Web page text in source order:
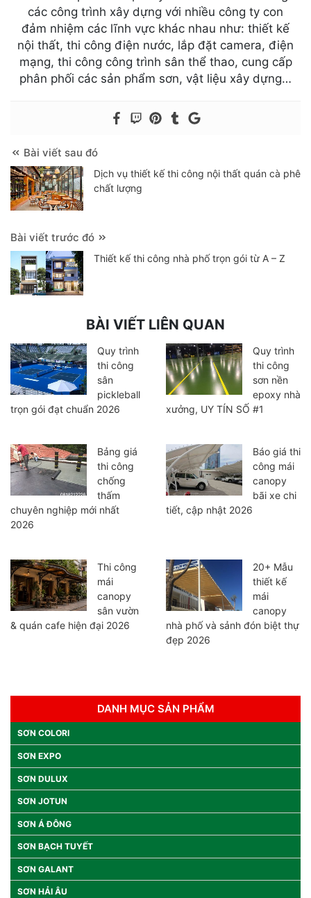
các công trình xây dựng với nhiều công ty con
đảm nhiệm các lĩnh vực khác nhau như: thiết kế
nội thất, thi công điện nước, lắp đặt camera, điện
mạng, thi công công trình sân thể thao, cung cấp
phân phối các sản phẩm sơn, vật liệu xây dựng…
Bài viết sau đó
Dịch vụ thiết kế thi công nội thất quán cà phê
chất lượng
Bài viết trước đó
Thiết kế thi công nhà phố trọn gói từ A – Z
BÀI VIẾT LIÊN QUAN
Quy trình
thi công
sân
pickleball
trọn gói đạt chuẩn 2026
Quy trình
thi công
sơn nền
epoxy nhà
xưởng, UY TÍN SỐ #1
Bảng giá
thi công
chống
thấm
chuyên nghiệp mới nhất
2026
Báo giá thi
công mái
canopy
bãi xe chi
tiết, cập nhật 2026
Thi công
mái
canopy
sân vườn
& quán cafe hiện đại 2026
20+ Mẫu
thiết kế
mái
canopy
nhà phố và sảnh đón biệt thự
đẹp 2026
DANH MỤC SẢN PHẨM
SƠN COLORI
SƠN EXPO
SƠN DULUX
SƠN JOTUN
SƠN Á ĐÔNG
SƠN BẠCH TUYẾT
SƠN GALANT
SƠN HẢI ÂU